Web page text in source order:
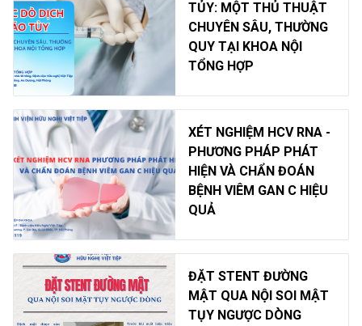
TỦY: MỘT THỦ THUẬT
CHUYÊN SÂU, THƯỜNG
QUY TẠI KHOA NỘI
TỔNG HỢP
XÉT NGHIỆM HCV RNA -
PHƯƠNG PHÁP PHÁT
HIỆN VÀ CHẨN ĐOÁN
BỆNH VIÊM GAN C HIỆU
QUẢ
ĐẶT STENT ĐƯỜNG
MẬT QUA NỘI SOI MẬT
TỤY NGƯỢC DÒNG